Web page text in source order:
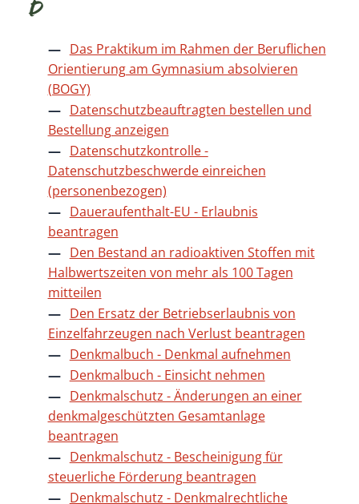
D
Das Praktikum im Rahmen der Beruflichen
Orientierung am Gymnasium absolvieren
(BOGY)
Datenschutzbeauftragten bestellen und
Bestellung anzeigen
Datenschutzkontrolle -
Datenschutzbeschwerde einreichen
(personenbezogen)
Daueraufenthalt-EU - Erlaubnis
beantragen
Den Bestand an radioaktiven Stoffen mit
Halbwertszeiten von mehr als 100 Tagen
mitteilen
Den Ersatz der Betriebserlaubnis von
Einzelfahrzeugen nach Verlust beantragen
Denkmalbuch - Denkmal aufnehmen
Denkmalbuch - Einsicht nehmen
Denkmalschutz - Änderungen an einer
denkmalgeschützten Gesamtanlage
beantragen
Denkmalschutz - Bescheinigung für
steuerliche Förderung beantragen
Denkmalschutz - Denkmalrechtliche